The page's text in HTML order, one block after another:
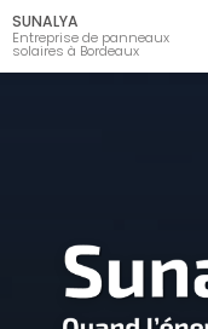
Aller
au
contenu
principal
SUNALYA
Entreprise de panneaux
solaires à Bordeaux